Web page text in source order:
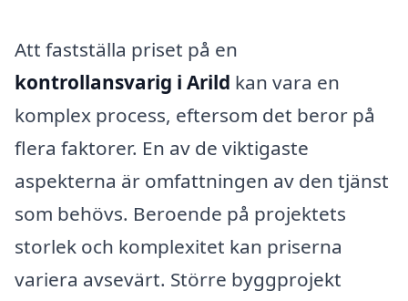
Att fastställa priset på en
kontrollansvarig i Arild kan vara en
komplex process, eftersom det beror på
flera faktorer. En av de viktigaste
aspekterna är omfattningen av den tjänst
som behövs. Beroende på projektets
storlek och komplexitet kan priserna
variera avsevärt. Större byggprojekt